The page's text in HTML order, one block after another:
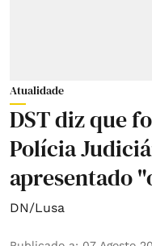
Atualidade
DST diz que
Polícia
apresentado
DN/Lusa